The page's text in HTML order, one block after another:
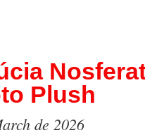
Plush
de 2026